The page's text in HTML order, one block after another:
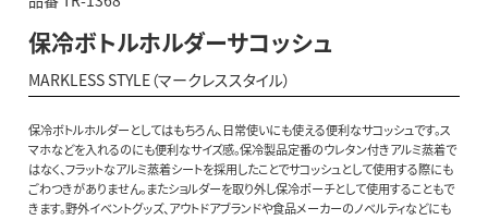
保冷ボトルホルダーサコッシュ
MARKLESS STYLE（マークレススタイル）
保冷ボトルホルダーとしてはもちろん、日常使いにも使える便利なサコッシュです。ス
マホなどを入れるのにも便利なサイズ感。保冷製品定番のウレタン付きアルミ蒸着で
はなく、フラットなアルミ蒸着シートを採用したことでサコッシュとして使用する際にも
ごわつきがありません。またショルダーを取り外し保冷ポーチとして使用することもで
きます。野外イベントグッズ、アウトドアブランドや食品メーカーのノベルティなどにも